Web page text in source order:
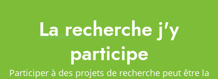
La recherche j'y
participe
Participer à des projets de recherche peut être la